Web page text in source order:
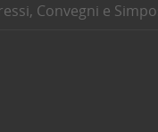
Convegni e